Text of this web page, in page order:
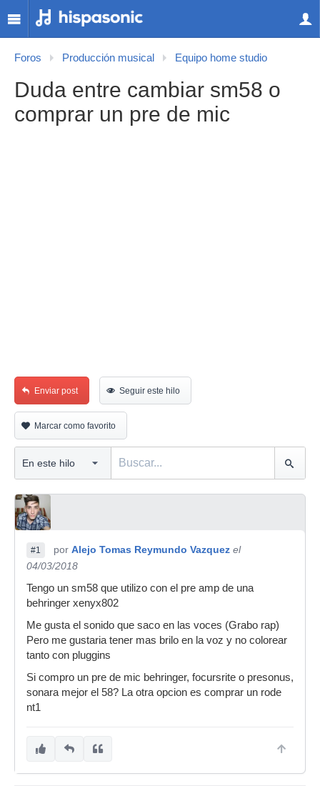
Foros Producción musical Equipo home studio
Duda entre cambiar sm58 o
comprar un pre de mic
Enviar post Seguir este hilo
Marcar como favorito
#1 por Alejo Tomas Reymundo Vazquez el
04/03/2018
Tengo un sm58 que utilizo con el pre amp de una
behringer xenyx802
Me gusta el sonido que saco en las voces (Grabo rap)
Pero me gustaria tener mas brilo en la voz y no colorear
tanto con pluggins
Si compro un pre de mic behringer, focursrite o presonus,
sonara mejor el 58? La otra opcion es comprar un rode
nt1